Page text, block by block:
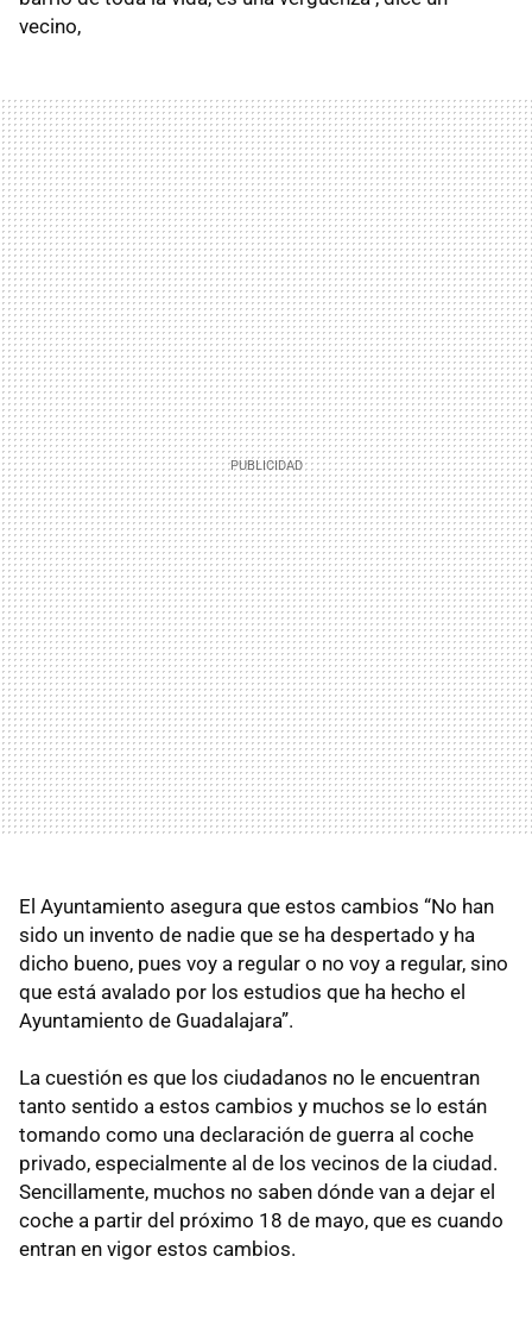
vecino,
El Ayuntamiento asegura que estos cambios “No han
sido un invento de nadie que se ha despertado y ha
dicho bueno, pues voy a regular o no voy a regular, sino
que está avalado por los estudios que ha hecho el
Ayuntamiento de Guadalajara”.
La cuestión es que los ciudadanos no le encuentran
tanto sentido a estos cambios y muchos se lo están
tomando como una declaración de guerra al coche
privado, especialmente al de los vecinos de la ciudad.
Sencillamente, muchos no saben dónde van a dejar el
coche a partir del próximo 18 de mayo, que es cuando
entran en vigor estos cambios.